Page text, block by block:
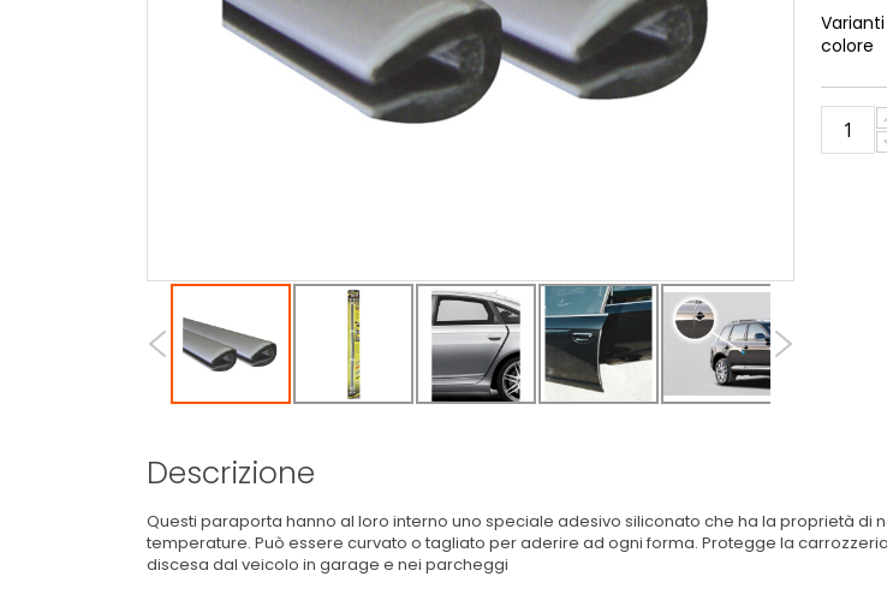
Varianti
colore
Descrizione
Questi paraporta hanno al loro interno uno speciale adesivo siliconato che ha la proprietà
temperature. Può essere curvato o tagliato per aderire ad ogni forma. Protegge la
discesa dal veicolo in garage e nei parcheggi